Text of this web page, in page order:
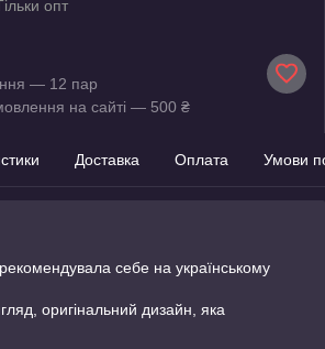
опт
— 12 пар
на сайті — 500 ₴
Доставка Оплата Умови
себе на українському
оригінальний дизайн, яка